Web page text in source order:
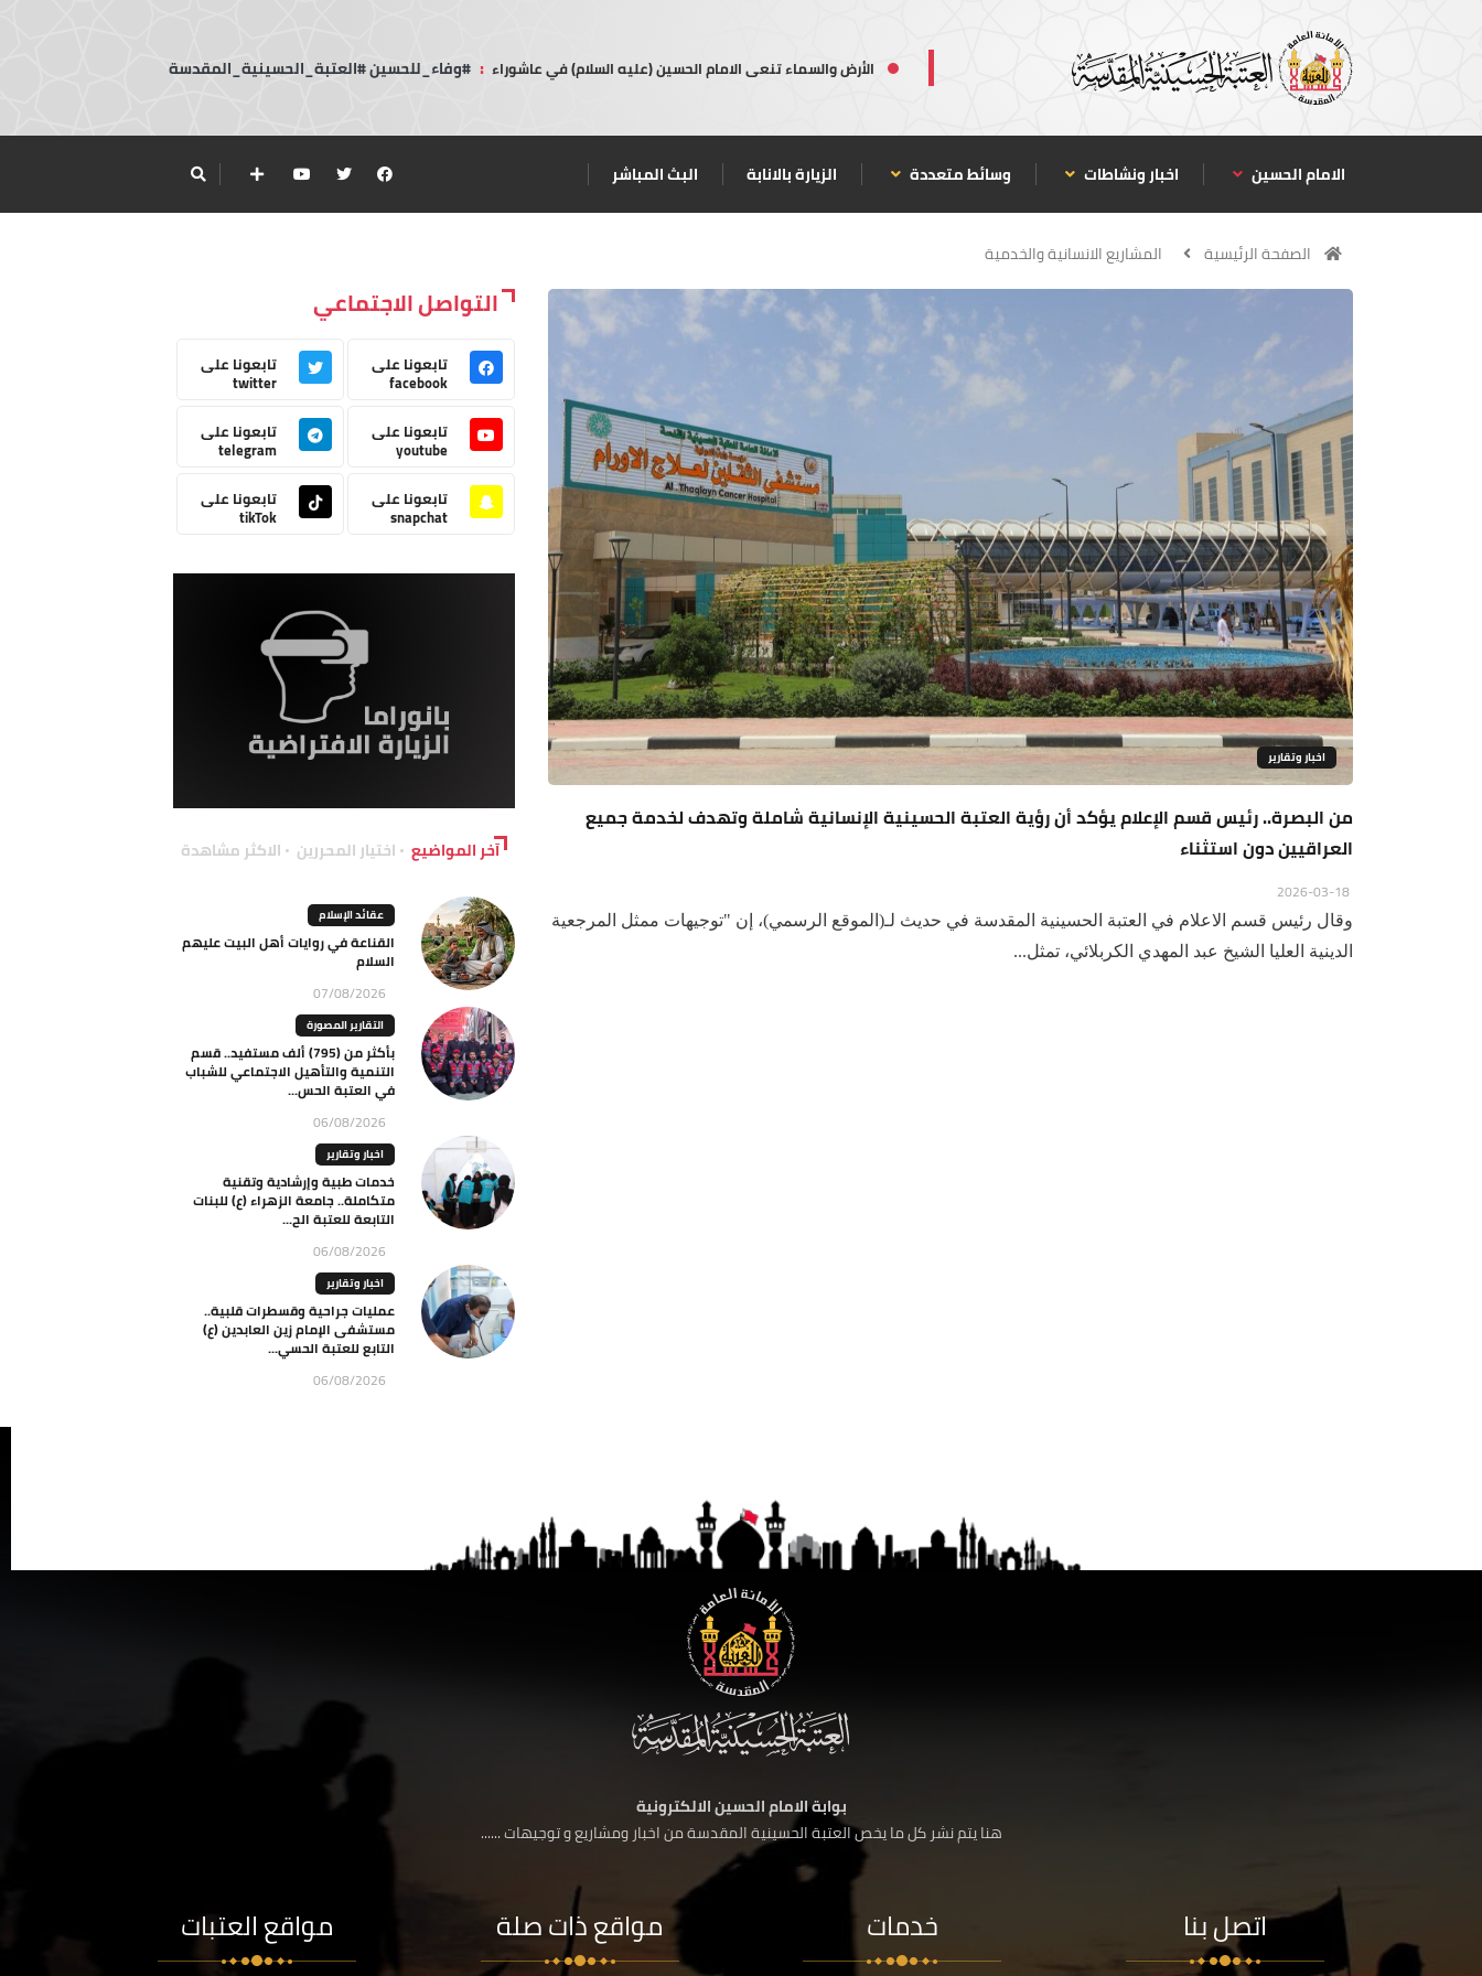
الأرض والسماء تنعى الامام الحسين (عليه السلام) في عاشوراء : #وفاء_للحسين #العتبة_الحسينية_المقدسة
الامام الحسين اخبار ونشاطات وسائط متعددة الزيارة بالانابة البث المباشر
الصفحة الرئيسية المشاريع الانسانية والخدمية
اخبار وتقارير
من البصرة.. رئيس قسم الإعلام يؤكد أن رؤية العتبة الحسينية الإنسانية شاملة وتهدف لخدمة جميع
العراقيين دون استثناء
وقال رئيس قسم الاعلام في العتبة الحسينية المقدسة في حديث لـ(الموقع الرسمي)، إن "توجيهات ممثل المرجعية
الدينية العليا الشيخ عبد المهدي الكربلائي، تمثل...
التواصل الاجتماعي
تابعونا على
facebook
تابعونا على
twitter
تابعونا على
youtube
تابعونا على
telegram
تابعونا على
snapchat
تابعونا على
tikTok
آخر المواضيع اختيار المحررين الاكثر مشاهدة
عقائد الإسلام
القناعة في روايات أهل البيت عليهم
السلام
07/08/2026
التقارير المصورة
بأكثر من (795) ألف مستفيد.. قسم
التنمية والتأهيل الاجتماعي للشباب
في العتبة الحس...
06/08/2026
اخبار وتقارير
خدمات طبية وإرشادية وتقنية
متكاملة.. جامعة الزهراء (ع) للبنات
التابعة للعتبة الح...
06/08/2026
اخبار وتقارير
عمليات جراحية وقسطرات قلبية..
مستشفى الإمام زين العابدين (ع)
التابع للعتبة الحسي...
06/08/2026
بوابة الامام الحسين الالكترونية
هنا يتم نشر كل ما يخص العتبة الحسينية المقدسة من اخبار ومشاريع و توجيهات ......
اتصل بنا خدمات مواقع ذات صلة مواقع العتبات